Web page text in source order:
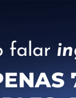
falar